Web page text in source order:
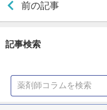
前の記事
記事検索